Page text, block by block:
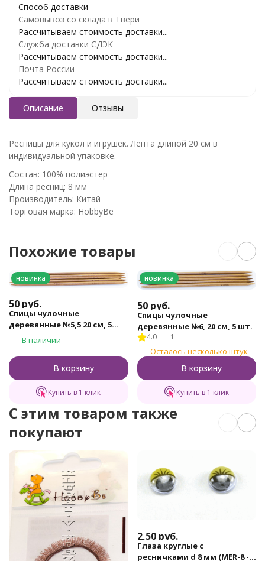
Способ доставки
Самовывоз со склада в Твери
Рассчитываем стоимость доставки...
Служба доставки СДЭК
Рассчитываем стоимость доставки...
Почта России
Рассчитываем стоимость доставки...
Описание Отзывы
Ресницы для кукол и игрушек. Лента длиной 20 см в
индивидуальной упаковке.
Состав: 100% полиэстер
Длина ресниц: 8 мм
Производитель: Китай
Торговая марка: HobbyBe
Похожие товары
новинка
50 руб.
Спицы чулочные
деревянные №5,5 20 см, 5
шт.В наличии
В корзину
Купить в 1 клик
новинка
50 руб.
Спицы чулочные
деревянные №6, 20 см, 5 шт.
4.0 1
Осталось несколько штук
В корзину
Купить в 1 клик
C этим товаром также
покупают
2,50 руб.
Глаза круглые с
ресничками d 8 мм (MER-8 -